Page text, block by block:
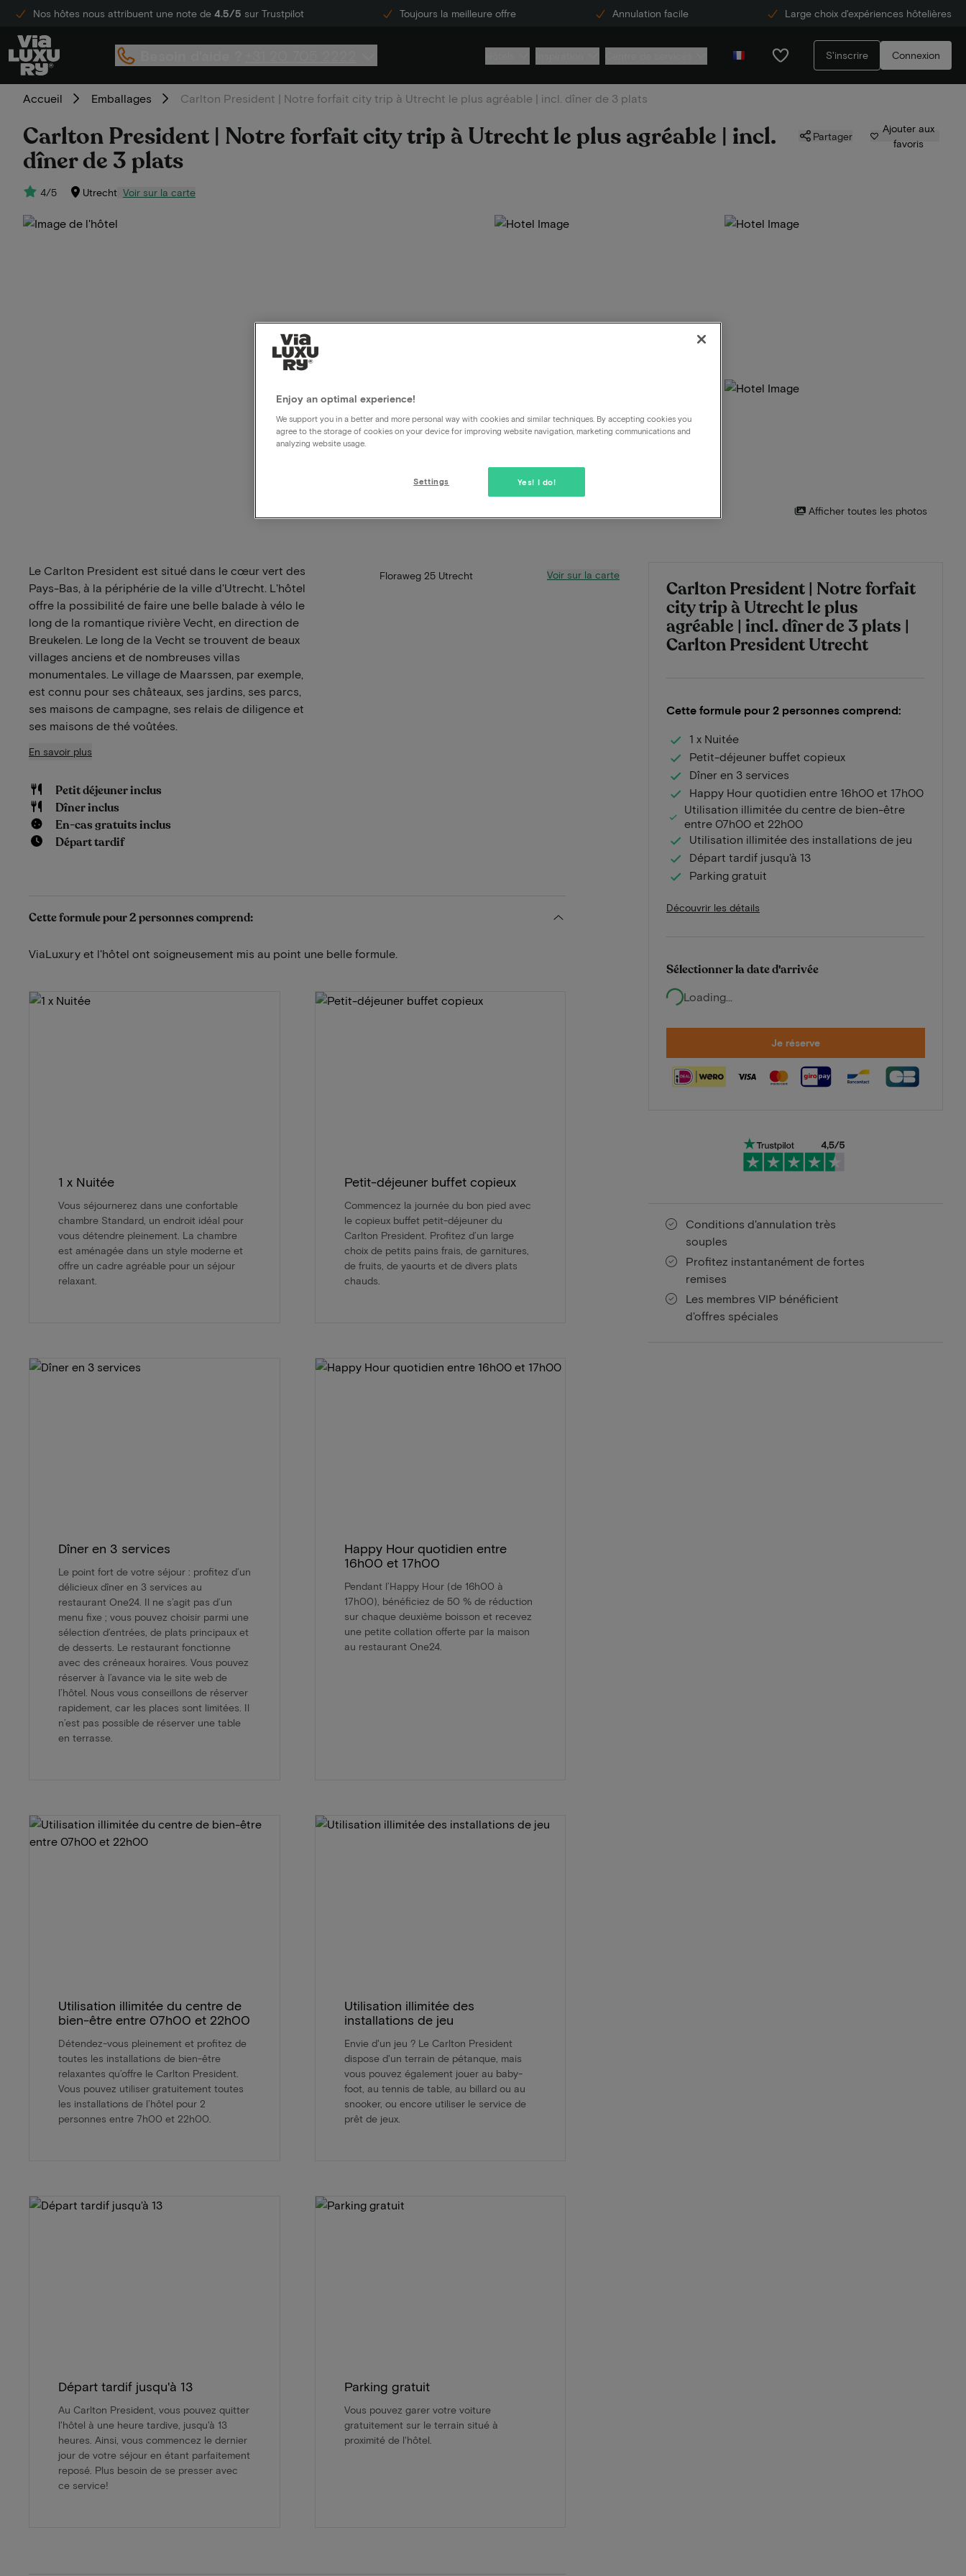
Nos hôtes nous attribuent une note de 4.5/5 sur Trustpilot Toujours la meilleure offre Annulation facile Large choix d'expériences hôtelières
S'inscrire Connexion
Accueil Emballages Carlton President | Notre forfait city trip à Utrecht le plus agréable | incl. dîner de 3 plats
Carlton President | Notre forfait city trip à Utrecht le plus agréable | incl.
dîner de 3 plats
4/5 Utrecht Voir sur la carte
Partager
Ajouter aux
favoris
Afficher toutes les photos
Carlton President | Notre forfait
city trip à Utrecht le plus
agréable | incl. dîner de 3 plats |
Carlton President Utrecht
Cette formule pour 2 personnes comprend:
1 x Nuitée
Petit-déjeuner buffet copieux
Dîner en 3 services
Happy Hour quotidien entre 16h00 et 17h00
Utilisation illimitée du centre de bien-être
entre 07h00 et 22h00
Utilisation illimitée des installations de jeu
Départ tardif jusqu'à 13
Parking gratuit
Découvrir les détails
Sélectionner la date d'arrivée
Loading...
Je réserve
Conditions d'annulation très
souples
Profitez instantanément de fortes
remises
Les membres VIP bénéficient
d'offres spéciales
Le Carlton President est situé dans le cœur vert des
Pays-Bas, à la périphérie de la ville d'Utrecht. L'hôtel
offre la possibilité de faire une belle balade à vélo le
long de la romantique rivière Vecht, en direction de
Breukelen. Le long de la Vecht se trouvent de beaux
villages anciens et de nombreuses villas
monumentales. Le village de Maarssen, par exemple,
est connu pour ses châteaux, ses jardins, ses parcs,
ses maisons de campagne, ses relais de diligence et
ses maisons de thé voûtées.
En savoir plus
Petit déjeuner inclus
Dîner inclus
En-cas gratuits inclus
Départ tardif
Floraweg 25 Utrecht Voir sur la carte
Cette formule pour 2 personnes comprend:
ViaLuxury et l'hôtel ont soigneusement mis au point une belle formule.
1 x Nuitée
Vous séjournerez dans une confortable
chambre Standard, un endroit idéal pour
vous détendre pleinement. La chambre
est aménagée dans un style moderne et
offre un cadre agréable pour un séjour
relaxant.
Petit-déjeuner buffet copieux
Commencez la journée du bon pied avec
le copieux buffet petit-déjeuner du
Carlton President. Profitez d’un large
choix de petits pains frais, de garnitures,
de fruits, de yaourts et de divers plats
chauds.
Dîner en 3 services
Le point fort de votre séjour : profitez d’un
délicieux dîner en 3 services au
restaurant One24. Il ne s’agit pas d’un
menu fixe ; vous pouvez choisir parmi une
sélection d’entrées, de plats principaux et
de desserts. Le restaurant fonctionne
avec des créneaux horaires. Vous pouvez
réserver à l’avance via le site web de
l’hôtel. Nous vous conseillons de réserver
rapidement, car les places sont limitées. Il
n’est pas possible de réserver une table
en terrasse.
Happy Hour quotidien entre
16h00 et 17h00
Pendant l’Happy Hour (de 16h00 à
17h00), bénéficiez de 50 % de réduction
sur chaque deuxième boisson et recevez
une petite collation offerte par la maison
au restaurant One24.
Utilisation illimitée du centre de
bien-être entre 07h00 et 22h00
Détendez-vous pleinement et profitez de
toutes les installations de bien-être
relaxantes qu’offre le Carlton President.
Vous pouvez utiliser gratuitement toutes
les installations de l’hôtel pour 2
personnes entre 7h00 et 22h00.
Utilisation illimitée des
installations de jeu
Envie d'un jeu ? Le Carlton President
dispose d'un terrain de pétanque, mais
vous pouvez également jouer au baby-
foot, au tennis de table, au billard ou au
snooker, ou encore utiliser le service de
prêt de jeux.
Départ tardif jusqu'à 13
Au Carlton President, vous pouvez quitter
l'hôtel à une heure tardive, jusqu'à 13
heures. Ainsi, vous commencez le dernier
jour de votre séjour en étant parfaitement
reposé. Plus besoin de se presser avec
ce service!
Parking gratuit
Vous pouvez garer votre voiture
gratuitement sur le terrain situé à
proximité de l'hôtel.
Enjoy an optimal experience!
We support you in a better and more personal way with cookies and similar techniques. By accepting cookies you
agree to the storage of cookies on your device for improving website navigation, marketing communications and
analyzing website usage.
Yes! I do!
Settings